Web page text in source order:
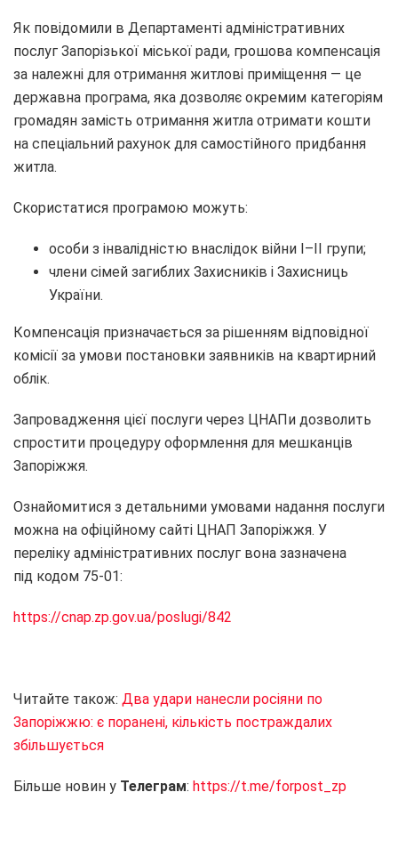
Як повідомили в Департаменті адміністративних
послуг Запорізької міської ради, грошова компенсація
за належні для отримання житлові приміщення — це
державна програма, яка дозволяє окремим категоріям
громадян замість отримання житла отримати кошти
на спеціальний рахунок для самостійного придбання
житла.
Скористатися програмою можуть:
особи з інвалідністю внаслідок війни І–ІІ групи;
члени сімей загиблих Захисників і Захисниць
України.
Компенсація призначається за рішенням відповідної
комісії за умови постановки заявників на квартирний
облік.
Запровадження цієї послуги через ЦНАПи дозволить
спростити процедуру оформлення для мешканців
Запоріжжя.
Ознайомитися з детальними умовами надання послуги
можна на офіційному сайті ЦНАП Запоріжжя. У
переліку адміністративних послуг вона зазначена
під кодом 75-01:
https://cnap.zp.gov.ua/poslugi/842
Читайте також: Два удари нанесли росіяни по
Запоріжжю: є поранені, кількість постраждалих
збільшується
Більше новин у Телеграм: https://t.me/forpost_zp